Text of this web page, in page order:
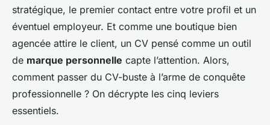
stratégique, le premier contact entre votre profil et un
éventuel employeur. Et comme une boutique bien
agencée attire le client, un CV pensé comme un outil
de marque personnelle capte l’attention. Alors,
comment passer du CV-buste à l’arme de conquête
professionnelle ? On décrypte les cinq leviers
essentiels.